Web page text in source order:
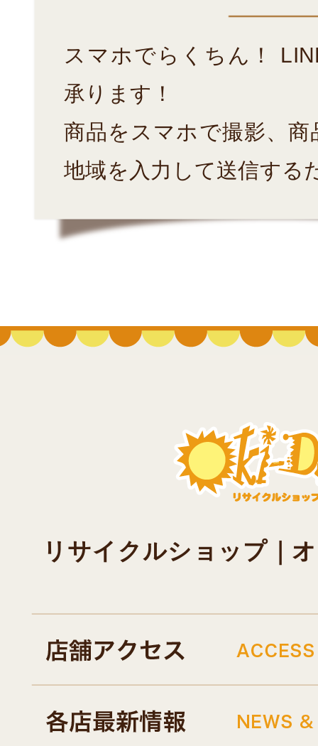
スマホでらくちん！
承ります！
商品をスマホで撮影、
地域を入力して送信する
リサイクルショップ｜